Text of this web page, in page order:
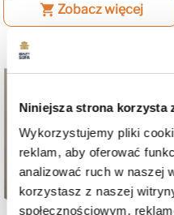
Niniejsza strona korzysta
Wykorzystujemy pliki
reklam, aby oferować
analizować ruch w naszej
korzystasz z naszej
społecznościowym,
shopping_cart Zobacz więcej